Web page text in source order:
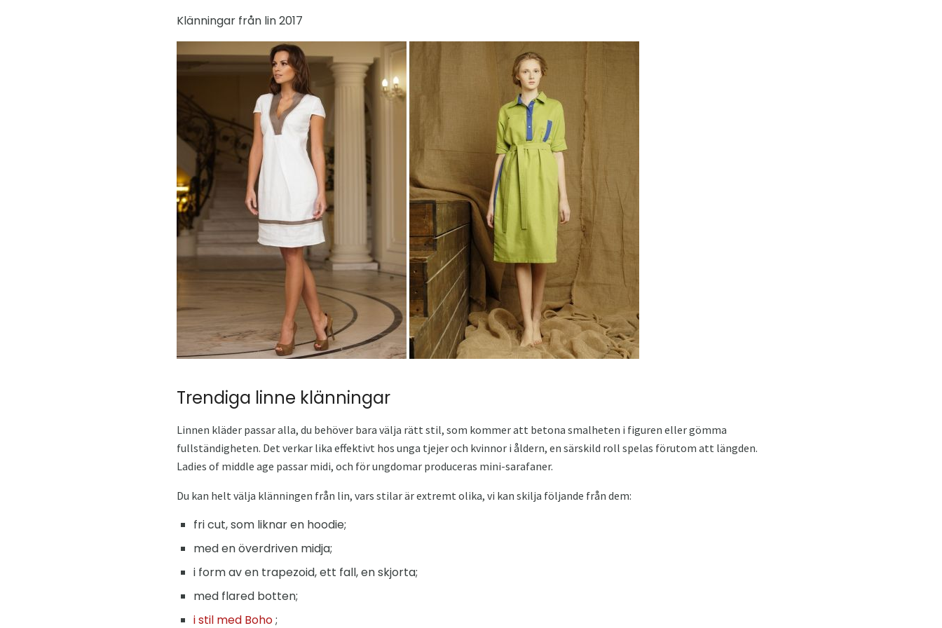
Klänningar från lin 2017
Trendiga linne klänningar
Linnen kläder passar alla, du behöver bara välja rätt stil, som kommer att betona smalheten i figuren eller gömma
fullständigheten. Det verkar lika effektivt hos unga tjejer och kvinnor i åldern, en särskild roll spelas förutom att längden.
Ladies of middle age passar midi, och för ungdomar produceras mini-sarafaner.
Du kan helt välja klänningen från lin, vars stilar är extremt olika, vi kan skilja följande från dem:
fri cut, som liknar en hoodie;
med en överdriven midja;
i form av en trapezoid, ett fall, en skjorta;
med flared botten;
i stil med Boho;